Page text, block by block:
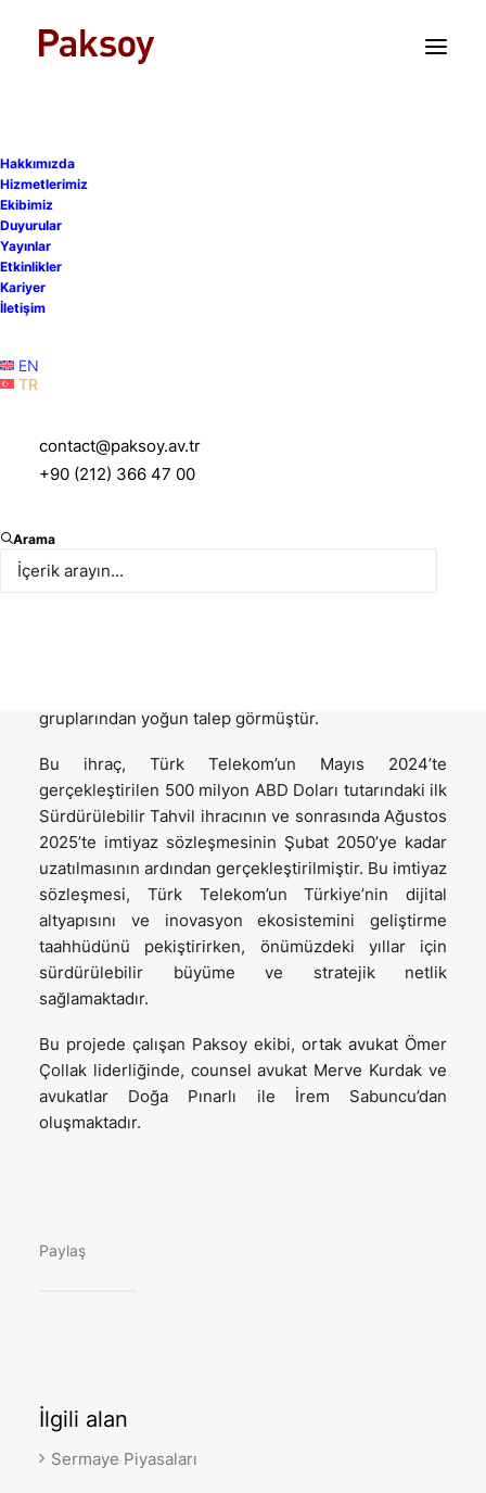
Hakkımızda
Hizmetlerimiz
Ekibimiz
Duyurular
Yayınlar
Etkinlikler
Kariyer
İletişim
EN
TR
contact@paksoy.av.tr
+90 (212) 366 47 00
Arama
Paksoy, Türk Telekom’un
600 milyon ABD doları
tutarındaki 2032 vadeli
Yeşil Tahvil ihracında
Bir işlemi daha başarıyla tamamlamış olmaktan ve
Borsa şirketi Türk Telekom’a, bu defa 2032 vadeli
gruplarından yoğun talep görmüştür.
Bu ihraç, Türk Telekom’un Mayıs 2024’te
gerçekleştirilen 500 milyon ABD Doları tutarındaki ilk
Sürdürülebilir Tahvil ihracının ve sonrasında Ağustos
2025’te imtiyaz sözleşmesinin Şubat 2050’ye kadar
uzatılmasının ardından gerçekleştirilmiştir. Bu imtiyaz
sözleşmesi, Türk Telekom’un Türkiye’nin dijital
altyapısını ve inovasyon ekosistemini geliştirme
taahhüdünü pekiştirirken, önümüzdeki yıllar için
sürdürülebilir büyüme ve stratejik netlik
sağlamaktadır.
Bu projede çalışan Paksoy ekibi, ortak avukat Ömer
Çollak liderliğinde, counsel avukat Merve Kurdak ve
avukatlar Doğa Pınarlı ile İrem Sabuncu’dan
oluşmaktadır.
Paylaş
İlgili alan
Sermaye Piyasaları